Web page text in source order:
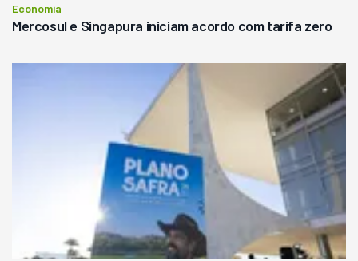
Economia
Mercosul e Singapura iniciam acordo com tarifa zero